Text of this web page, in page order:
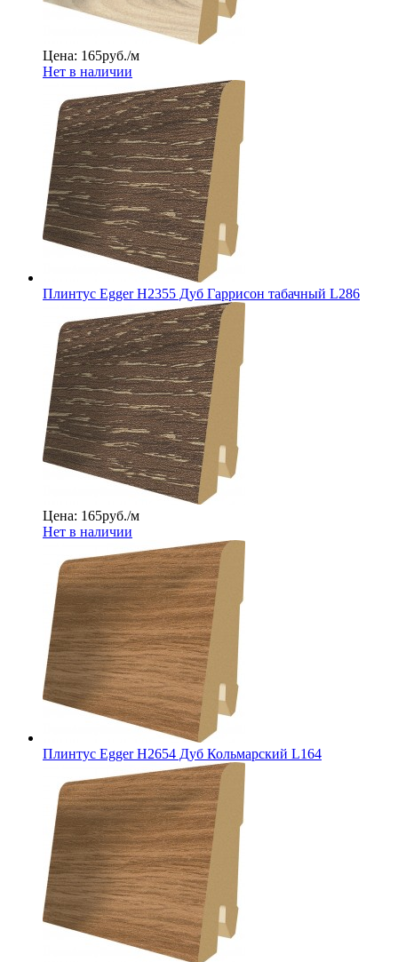
Цена: 165руб./м
Нет в наличии
Плинтус Egger Н2355 Дуб Гаррисон табачный L286
Цена: 165руб./м
Нет в наличии
Плинтус Egger Н2654 Дуб Кольмарский L164